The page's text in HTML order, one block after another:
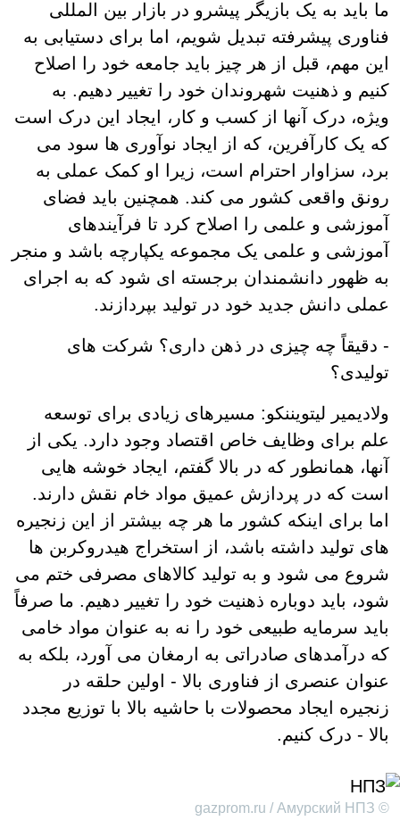
ما باید به یک بازیگر پیشرو در بازار بین المللی
فناوری پیشرفته تبدیل شویم، اما برای دستیابی به
این مهم، قبل از هر چیز باید جامعه خود را اصلاح
کنیم و ذهنیت شهروندان خود را تغییر دهیم. به
ویژه، درک آنها از کسب و کار، ایجاد این درک است
که یک کارآفرین، که از ایجاد نوآوری ها سود می
برد، سزاوار احترام است، زیرا او کمک عملی به
رونق واقعی کشور می کند. همچنین باید فضای
آموزشی و علمی را اصلاح کرد تا فرآیندهای
آموزشی و علمی یک مجموعه یکپارچه باشد و منجر
به ظهور دانشمندان برجسته ای شود که به اجرای
عملی دانش جدید خود در تولید بپردازند.
- دقیقاً چه چیزی در ذهن داری؟ شرکت های
تولیدی؟
ولادیمیر لیتویننکو: مسیرهای زیادی برای توسعه
علم برای وظایف خاص اقتصاد وجود دارد. یکی از
آنها، همانطور که در بالا گفتم، ایجاد خوشه هایی
است که در پردازش عمیق مواد خام نقش دارند.
اما برای اینکه کشور ما هر چه بیشتر از این زنجیره
های تولید داشته باشد، از استخراج هیدروکربن ها
شروع می شود و به تولید کالاهای مصرفی ختم می
شود، باید دوباره ذهنیت خود را تغییر دهیم. ما صرفاً
باید سرمایه طبیعی خود را نه به عنوان مواد خامی
که درآمدهای صادراتی به ارمغان می آورد، بلکه به
عنوان عنصری از فناوری بالا - اولین حلقه در
زنجیره ایجاد محصولات با حاشیه بالا با توزیع مجدد
بالا - درک کنیم.
© gazprom.ru / Амурский НПЗ